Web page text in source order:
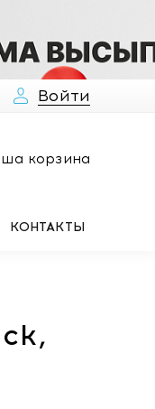
Войти
корзина
КОНТАКТЫ